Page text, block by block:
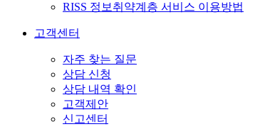
RISS 정보취약계층 서비스 이용방법
고객센터
자주 찾는 질문
상담 신청
상담 내역 확인
고객제안
신고센터